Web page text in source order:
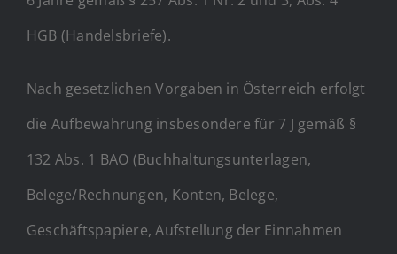
HGB (Handelsbriefe).
Nach gesetzlichen Vorgaben in Österreich erfolgt
die Aufbewahrung insbesondere für 7 J gemäß §
132 Abs. 1 BAO (Buchhaltungsunterlagen,
Belege/Rechnungen, Konten, Belege,
Geschäftspapiere, Aufstellung der Einnahmen